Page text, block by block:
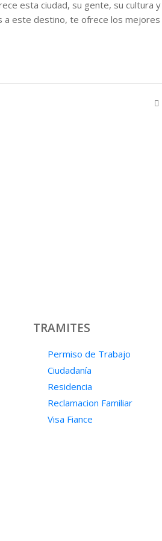
esta ciudad, su gente, su cultura
a este destino, te ofrece los mejores
TRAMITES
Permiso de Trabajo
Ciudadanía
Residencia
Reclamacion Familiar
Visa Fiance